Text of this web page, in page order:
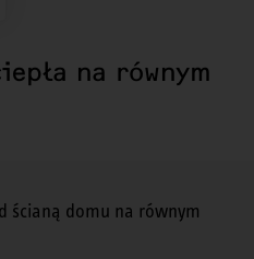
na równym
ścianą domu na równym